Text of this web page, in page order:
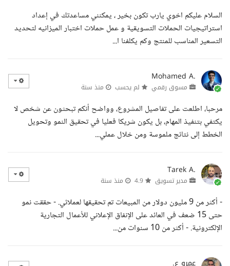
السلام عليكم اخوي يارب تكون بخير ، يمكنني مساعدتك في إعداد
استراتيجيات الحملات التسويقية و عمل حملات اختبار الميزانيه لتحديد
التسعير المناسب للمنتج وكم يكلفنا ا...
Mohamed A.
مسوق رقمي لم يحسب منذ سنة
مرحبا، اطلعت على تفاصيل المشروع، وواضح أنكم تبحثون عن شخص لا
يكتفي بتنفيذ المهام، بل يكون شريكا فعليا في تحقيق النمو وتحويل
الخطط إلى نتائج ملموسة ومن خلال عملي...
Tarek A.
مدير تسويق منذ سنة
- أكثر من 9 مليون دولار من المبيعات تم تحقيقها لعملائي. - حققت نمو
حتى 15 ضعف في العائد على الإنفاق الإعلاني للأعمال التجارية
الإلكترونية. - أكثر من 10 سنوات من...
عمرو ع.